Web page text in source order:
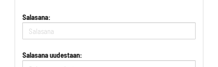
Salasana:
Salasana uudestaan: